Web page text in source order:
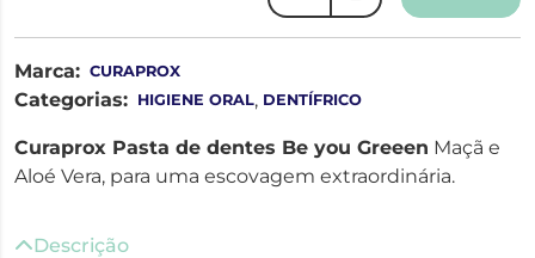
Marca: CURAPROX
Categorias: HIGIENE ORAL, DENTÍFRICO
Curaprox Pasta de dentes Be you Greeen Maçã e
Aloé Vera, para uma escovagem extraordinária.
Descrição